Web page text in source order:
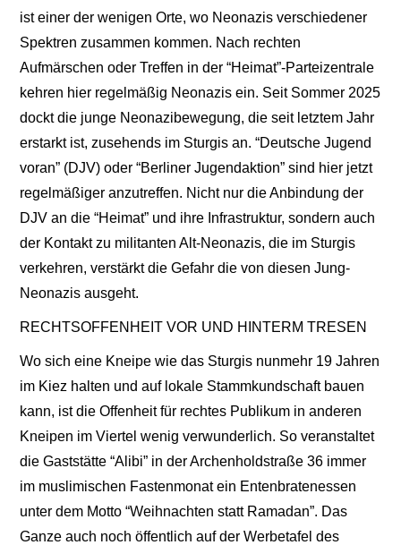
ist einer der wenigen Orte, wo Neonazis verschiedener
Spektren zusammen kommen. Nach rechten
Aufmärschen oder Treffen in der “Heimat”-Parteizentrale
kehren hier regelmäßig Neonazis ein. Seit Sommer 2025
dockt die junge Neonazibewegung, die seit letztem Jahr
erstarkt ist, zusehends im Sturgis an. “Deutsche Jugend
voran” (DJV) oder “Berliner Jugendaktion” sind hier jetzt
regelmäßiger anzutreffen. Nicht nur die Anbindung der
DJV an die “Heimat” und ihre Infrastruktur, sondern auch
der Kontakt zu militanten Alt-Neonazis, die im Sturgis
verkehren, verstärkt die Gefahr die von diesen Jung-
Neonazis ausgeht.
RECHTSOFFENHEIT VOR UND HINTERM TRESEN
Wo sich eine Kneipe wie das Sturgis nunmehr 19 Jahren
im Kiez halten und auf lokale Stammkundschaft bauen
kann, ist die Offenheit für rechtes Publikum in anderen
Kneipen im Viertel wenig verwunderlich. So veranstaltet
die Gaststätte “Alibi” in der Archenholdstraße 36 immer
im muslimischen Fastenmonat ein Entenbratenessen
unter dem Motto “Weihnachten statt Ramadan”. Das
Ganze auch noch öffentlich auf der Werbetafel des